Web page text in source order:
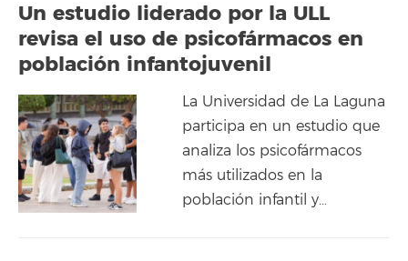
Un estudio liderado por la ULL
revisa el uso de psicofármacos en
población infantojuvenil
La Universidad de La Laguna
participa en un estudio que
analiza los psicofármacos
más utilizados en la
población infantil y…